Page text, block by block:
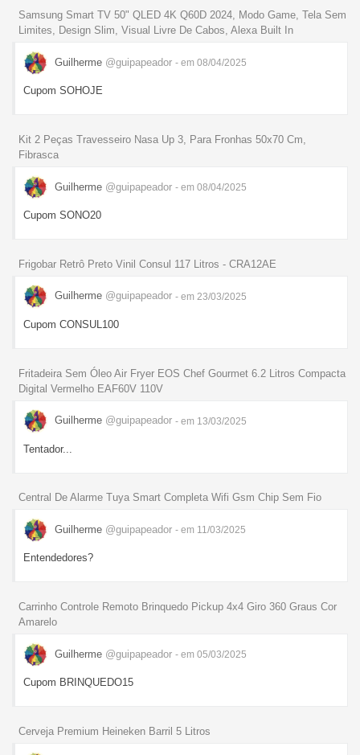
Samsung Smart TV 50" QLED 4K Q60D 2024, Modo Game, Tela Sem
Limites, Design Slim, Visual Livre De Cabos, Alexa Built In
Guilherme @guipapeador - em 08/04/2025
Cupom SOHOJE
Kit 2 Peças Travesseiro Nasa Up 3, Para Fronhas 50x70 Cm,
Fibrasca
Guilherme @guipapeador - em 08/04/2025
Cupom SONO20
Frigobar Retrô Preto Vinil Consul 117 Litros - CRA12AE
Guilherme @guipapeador - em 23/03/2025
Cupom CONSUL100
Fritadeira Sem Óleo Air Fryer EOS Chef Gourmet 6.2 Litros Compacta
Digital Vermelho EAF60V 110V
Guilherme @guipapeador - em 13/03/2025
Tentador...
Central De Alarme Tuya Smart Completa Wifi Gsm Chip Sem Fio
Guilherme @guipapeador - em 11/03/2025
Entendedores?
Carrinho Controle Remoto Brinquedo Pickup 4x4 Giro 360 Graus Cor
Amarelo
Guilherme @guipapeador - em 05/03/2025
Cupom BRINQUEDO15
Cerveja Premium Heineken Barril 5 Litros